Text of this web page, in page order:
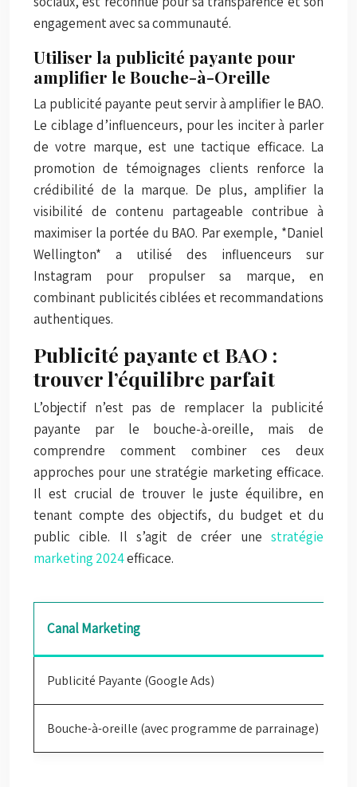
engagement avec sa communauté.
Utiliser la publicité payante pour
amplifier le Bouche-à-Oreille
La publicité payante peut servir à amplifier le BAO.
Le ciblage d’influenceurs, pour les inciter à parler
de votre marque, est une tactique efficace. La
promotion de témoignages clients renforce la
crédibilité de la marque. De plus, amplifier la
visibilité de contenu partageable contribue à
maximiser la portée du BAO. Par exemple, *Daniel
Wellington* a utilisé des influenceurs sur
Instagram pour propulser sa marque, en
combinant publicités ciblées et recommandations
authentiques.
Publicité payante et BAO :
trouver l’équilibre parfait
L’objectif n’est pas de remplacer la publicité
payante par le bouche-à-oreille, mais de
comprendre comment combiner ces deux
approches pour une stratégie marketing efficace.
Il est crucial de trouver le juste équilibre, en
tenant compte des objectifs, du budget et du
public cible. Il s’agit de créer une stratégie
marketing 2024efficace.
Canal Marketing
Publicité Payante (Google Ads)
Bouche-à-oreille (avec programme de parrainage)